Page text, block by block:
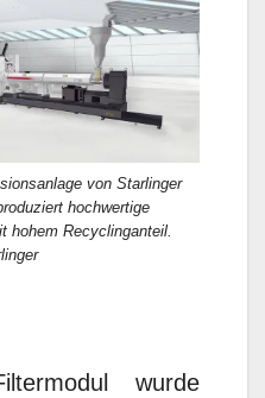
von Starlinger
hochwertige
hohem Recyclinganteil.
wurde